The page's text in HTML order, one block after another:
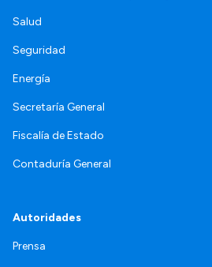
Salud
Seguridad
Energía
Secretaría General
Fiscalía de Estado
Contaduría General
Autoridades
Prensa